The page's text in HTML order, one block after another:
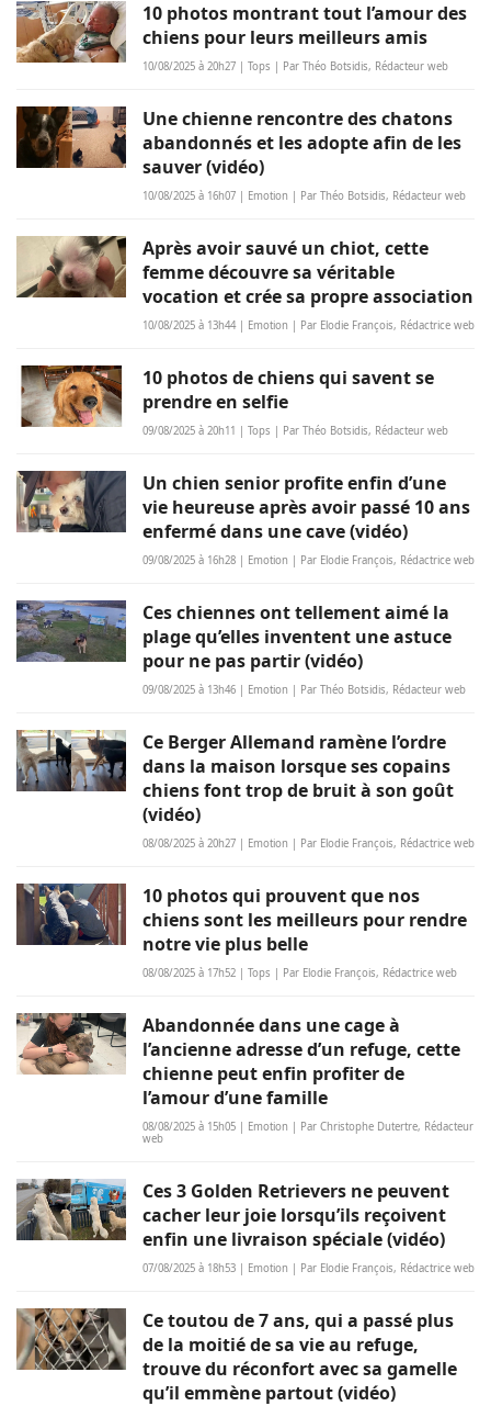
10 photos montrant tout l’amour des
chiens pour leurs meilleurs amis
10/08/2025 à 20h27 | Tops | Par Théo Botsidis, Rédacteur web
Une chienne rencontre des chatons
abandonnés et les adopte afin de les
sauver (vidéo)
10/08/2025 à 16h07 | Emotion | Par Théo Botsidis, Rédacteur web
Après avoir sauvé un chiot, cette
femme découvre sa véritable
vocation et crée sa propre association
10/08/2025 à 13h44 | Emotion | Par Elodie François, Rédactrice web
10 photos de chiens qui savent se
prendre en selfie
09/08/2025 à 20h11 | Tops | Par Théo Botsidis, Rédacteur web
Un chien senior profite enfin d’une
vie heureuse après avoir passé 10 ans
enfermé dans une cave (vidéo)
09/08/2025 à 16h28 | Emotion | Par Elodie François, Rédactrice web
Ces chiennes ont tellement aimé la
plage qu’elles inventent une astuce
pour ne pas partir (vidéo)
09/08/2025 à 13h46 | Emotion | Par Théo Botsidis, Rédacteur web
Ce Berger Allemand ramène l’ordre
dans la maison lorsque ses copains
chiens font trop de bruit à son goût
(vidéo)
08/08/2025 à 20h27 | Emotion | Par Elodie François, Rédactrice web
10 photos qui prouvent que nos
chiens sont les meilleurs pour rendre
notre vie plus belle
08/08/2025 à 17h52 | Tops | Par Elodie François, Rédactrice web
Abandonnée dans une cage à
l’ancienne adresse d’un refuge, cette
chienne peut enfin profiter de
l’amour d’une famille
08/08/2025 à 15h05 | Emotion | Par Christophe Dutertre, Rédacteur
web
Ces 3 Golden Retrievers ne peuvent
cacher leur joie lorsqu’ils reçoivent
enfin une livraison spéciale (vidéo)
07/08/2025 à 18h53 | Emotion | Par Elodie François, Rédactrice web
Ce toutou de 7 ans, qui a passé plus
de la moitié de sa vie au refuge,
trouve du réconfort avec sa gamelle
qu’il emmène partout (vidéo)